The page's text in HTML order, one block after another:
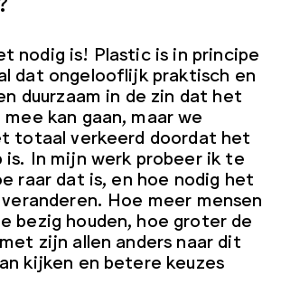
nodig is! Plastic is in principe
dat ongelooflijk praktisch en
duurzaam in de zin dat het
kan gaan, maar we
totaal verkeerd doordat het
is. In mijn werk probeer ik te
raar dat is, en hoe nodig het
Hoe meer mensen
bezig houden, hoe groter de
zijn allen anders naar dit
kijken en betere keuzes